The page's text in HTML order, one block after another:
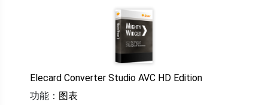
Elecard Converter Studio AVC HD Edition
功能： 图表